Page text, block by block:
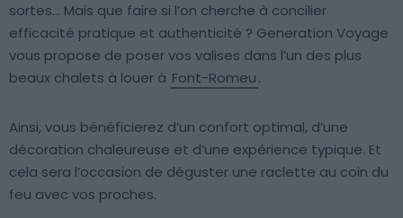
sortes… Mais que faire si l’on cherche à concilier
efficacité pratique et authenticité ? Generation Voyage
vous propose de poser vos valises dans l’un des plus
beaux chalets à louer à Font-Romeu.
Ainsi, vous bénéficierez d’un confort optimal, d’une
décoration chaleureuse et d’une expérience typique. Et
cela sera l’occasion de déguster une raclette au coin du
feu avec vos proches.